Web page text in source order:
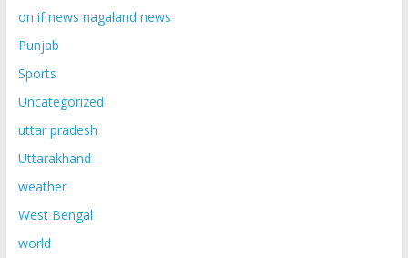
on if news nagaland news
Punjab
Sports
Uncategorized
uttar pradesh
Uttarakhand
weather
West Bengal
world